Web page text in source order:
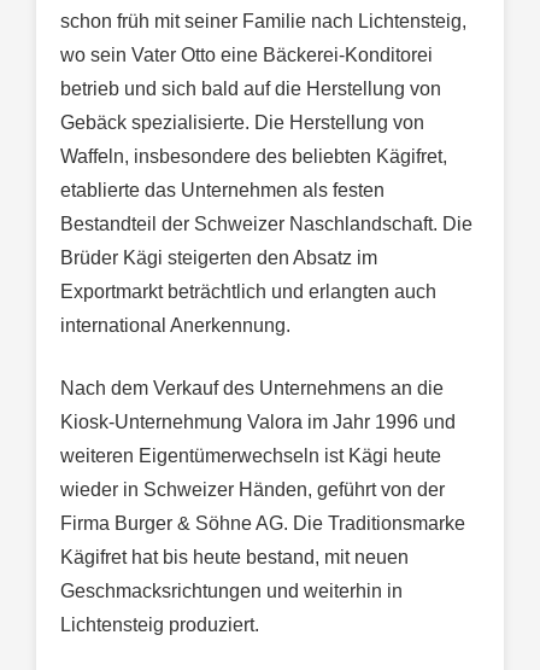
schon früh mit seiner Familie nach Lichtensteig,
wo sein Vater Otto eine Bäckerei-Konditorei
betrieb und sich bald auf die Herstellung von
Gebäck spezialisierte. Die Herstellung von
Waffeln, insbesondere des beliebten Kägifret,
etablierte das Unternehmen als festen
Bestandteil der Schweizer Naschlandschaft. Die
Brüder Kägi steigerten den Absatz im
Exportmarkt beträchtlich und erlangten auch
international Anerkennung.
Nach dem Verkauf des Unternehmens an die
Kiosk-Unternehmung Valora im Jahr 1996 und
weiteren Eigentümerwechseln ist Kägi heute
wieder in Schweizer Händen, geführt von der
Firma Burger & Söhne AG. Die Traditionsmarke
Kägifret hat bis heute bestand, mit neuen
Geschmacksrichtungen und weiterhin in
Lichtensteig produziert.